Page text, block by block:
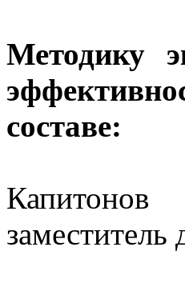
Методику
составе: